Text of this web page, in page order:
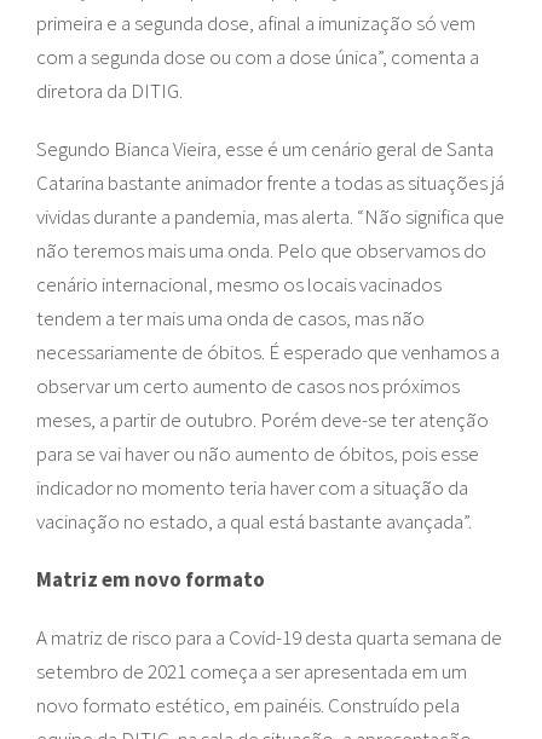
primeira e a segunda dose, afinal a imunização só vem
com a segunda dose ou com a dose única”, comenta a
diretora da DITIG.
Segundo Bianca Vieira, esse é um cenário geral de Santa
Catarina bastante animador frente a todas as situações já
vividas durante a pandemia, mas alerta. “Não significa que
não teremos mais uma onda. Pelo que observamos do
cenário internacional, mesmo os locais vacinados
tendem a ter mais uma onda de casos, mas não
necessariamente de óbitos. É esperado que venhamos a
observar um certo aumento de casos nos próximos
meses, a partir de outubro. Porém deve-se ter atenção
para se vai haver ou não aumento de óbitos, pois esse
indicador no momento teria haver com a situação da
vacinação no estado, a qual está bastante avançada”.
Matriz em novo formato
A matriz de risco para a Covid-19 desta quarta semana de
setembro de 2021 começa a ser apresentada em um
novo formato estético, em painéis. Construído pela